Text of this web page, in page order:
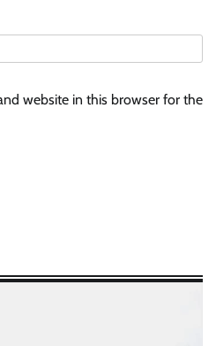
website in this browser for the